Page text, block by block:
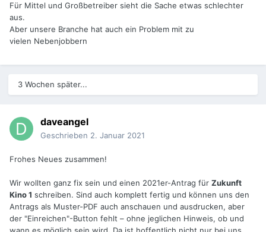
Für Mittel und Großbetreiber sieht die Sache etwas schlechter
aus.
Aber unsere Branche hat auch ein Problem mit zu
vielen Nebenjobbern
3 Wochen später...
daveangel
Geschrieben 2. Januar 2021
Frohes Neues zusammen!
Wir wollten ganz fix sein und einen 2021er-Antrag für Zukunft
Kino 1 schreiben. Sind auch komplett fertig und können uns den
Antrags als Muster-PDF auch anschauen und ausdrucken, aber
der "Einreichen"-Button fehlt – ohne jeglichen Hinweis, ob und